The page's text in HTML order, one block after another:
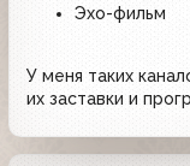
Эхо-фильм
У меня таких
их заставки и